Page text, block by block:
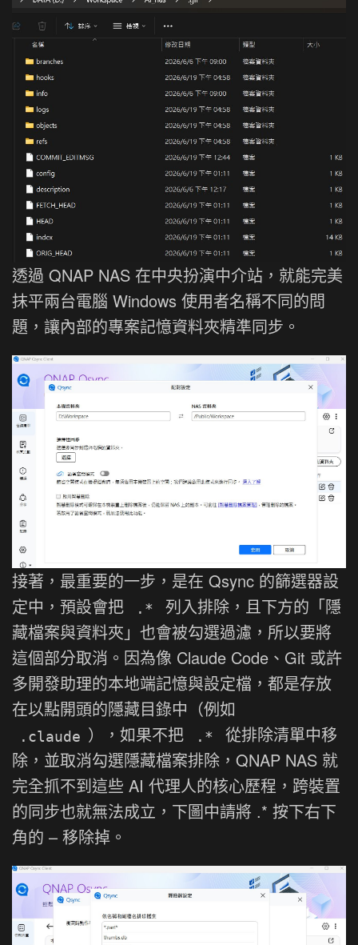
透過 QNAP NAS 在中央扮演中介站，就能完美
抹平兩台電腦 Windows 使用者名稱不同的問
題，讓內部的專案記憶資料夾精準同步。
接著，最重要的一步，是在 Qsync 的篩選器設
定中，預設會把
.*
列入排除，且下方的「隱
藏檔案與資料夾」也會被勾選過濾，所以要將
這個部分取消。因為像 Claude Code、Git 或許
多開發助理的本地端記憶與設定檔，都是存放
在以點開頭的隱藏目錄中（例如
.claude ），如果不把 .*
從排除清單中移
除，並取消勾選隱藏檔案排除，QNAP NAS 就
完全抓不到這些 AI 代理人的核心歷程，跨裝置
的同步也就無法成立，下圖中請將 .* 按下右下
角的 – 移除掉。